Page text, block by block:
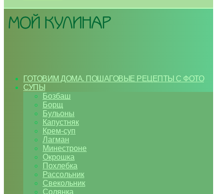
ГОТОВИМ ДОМА. ПОШАГОВЫЕ РЕЦЕПТЫ С ФОТО
СУПЫ
Бозбаш
Борщ
Бульоны
Капустняк
Крем-суп
Лагман
Минестроне
Окрошка
Похлебка
Рассольник
Свекольник
Солянка